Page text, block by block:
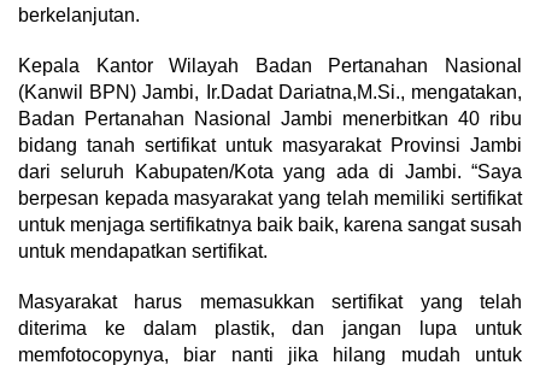
berkelanjutan.
Kepala Kantor Wilayah Badan Pertanahan Nasional
(Kanwil BPN) Jambi, Ir.Dadat Dariatna,M.Si., mengatakan,
Badan Pertanahan Nasional Jambi menerbitkan 40 ribu
bidang tanah sertifikat untuk masyarakat Provinsi Jambi
dari seluruh Kabupaten/Kota yang ada di Jambi. “Saya
berpesan kepada masyarakat yang telah memiliki sertifikat
untuk menjaga sertifikatnya baik baik, karena sangat susah
untuk mendapatkan sertifikat.
Masyarakat harus memasukkan sertifikat yang telah
diterima ke dalam plastik, dan jangan lupa untuk
memfotocopynya, biar nanti jika hilang mudah untuk